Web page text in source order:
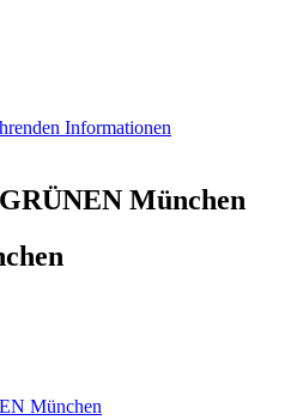
Informationen
München